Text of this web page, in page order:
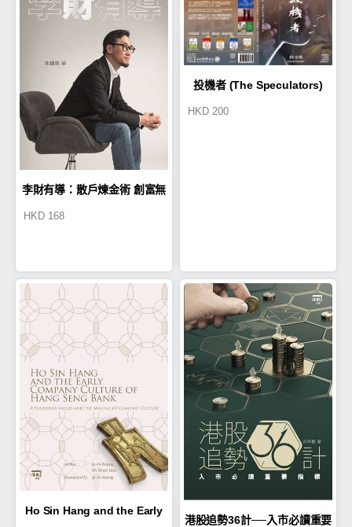
李財有導：散戶煉金術 創富無
HKD 168
投機者 (The Speculators)
HKD 200
Ho Sin Hang and the Early
港股追勢36計──入市必讀重要